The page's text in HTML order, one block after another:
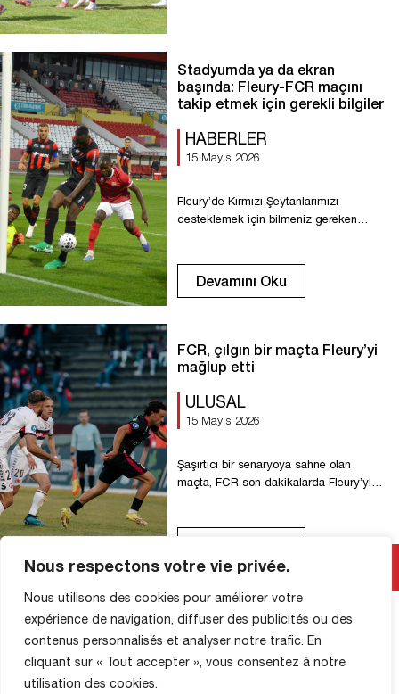
Nous respectons votre vie privée.
Nous utilisons des cookies pour améliorer votre
expérience de navigation, diffuser des publicités ou des
contenus personnalisés et analyser notre trafic. En
cliquant sur « Tout accepter », vous consentez à notre
utilisation des cookies.
Stadyumda ya da ekran
başında: Fleury-FCR maçını
takip etmek için gerekli bilgiler
HABERLER
15 Mayıs 2026
Fleury’de Kırmızı Şeytanlarımızı
desteklemek için bilmeniz gereken
otopark mevcuttur Tribünlere Kuzey
n1 Stadyumda bilet satışı
yapılmamaktadır ⚠️ Bufet ve yemek –
Kredi kartı ve nakit ödeme kabul edilir.
Herkese iyi yolculuklar! […]
Devamını Oku
FCR, çılgın bir maçta Fleury’yi
mağlup etti
ULUSAL
15 Mayıs 2026
Şaşırtıcı bir senaryoya sahne olan
maçta, FCR son dakikalarda Fleury’yi
off’larına aday takımların karşılaştığı bu
nedeniyle çekişmeli ve zaman zaman
sert geçti. Ancak gol fırsatları azdı. Maça
iyi başlayan Rouen takımı, devre arasına
girmeden önce golü bulabilirdi.
Cartillier’in serbest […]
MAĞAZA BILGILERI